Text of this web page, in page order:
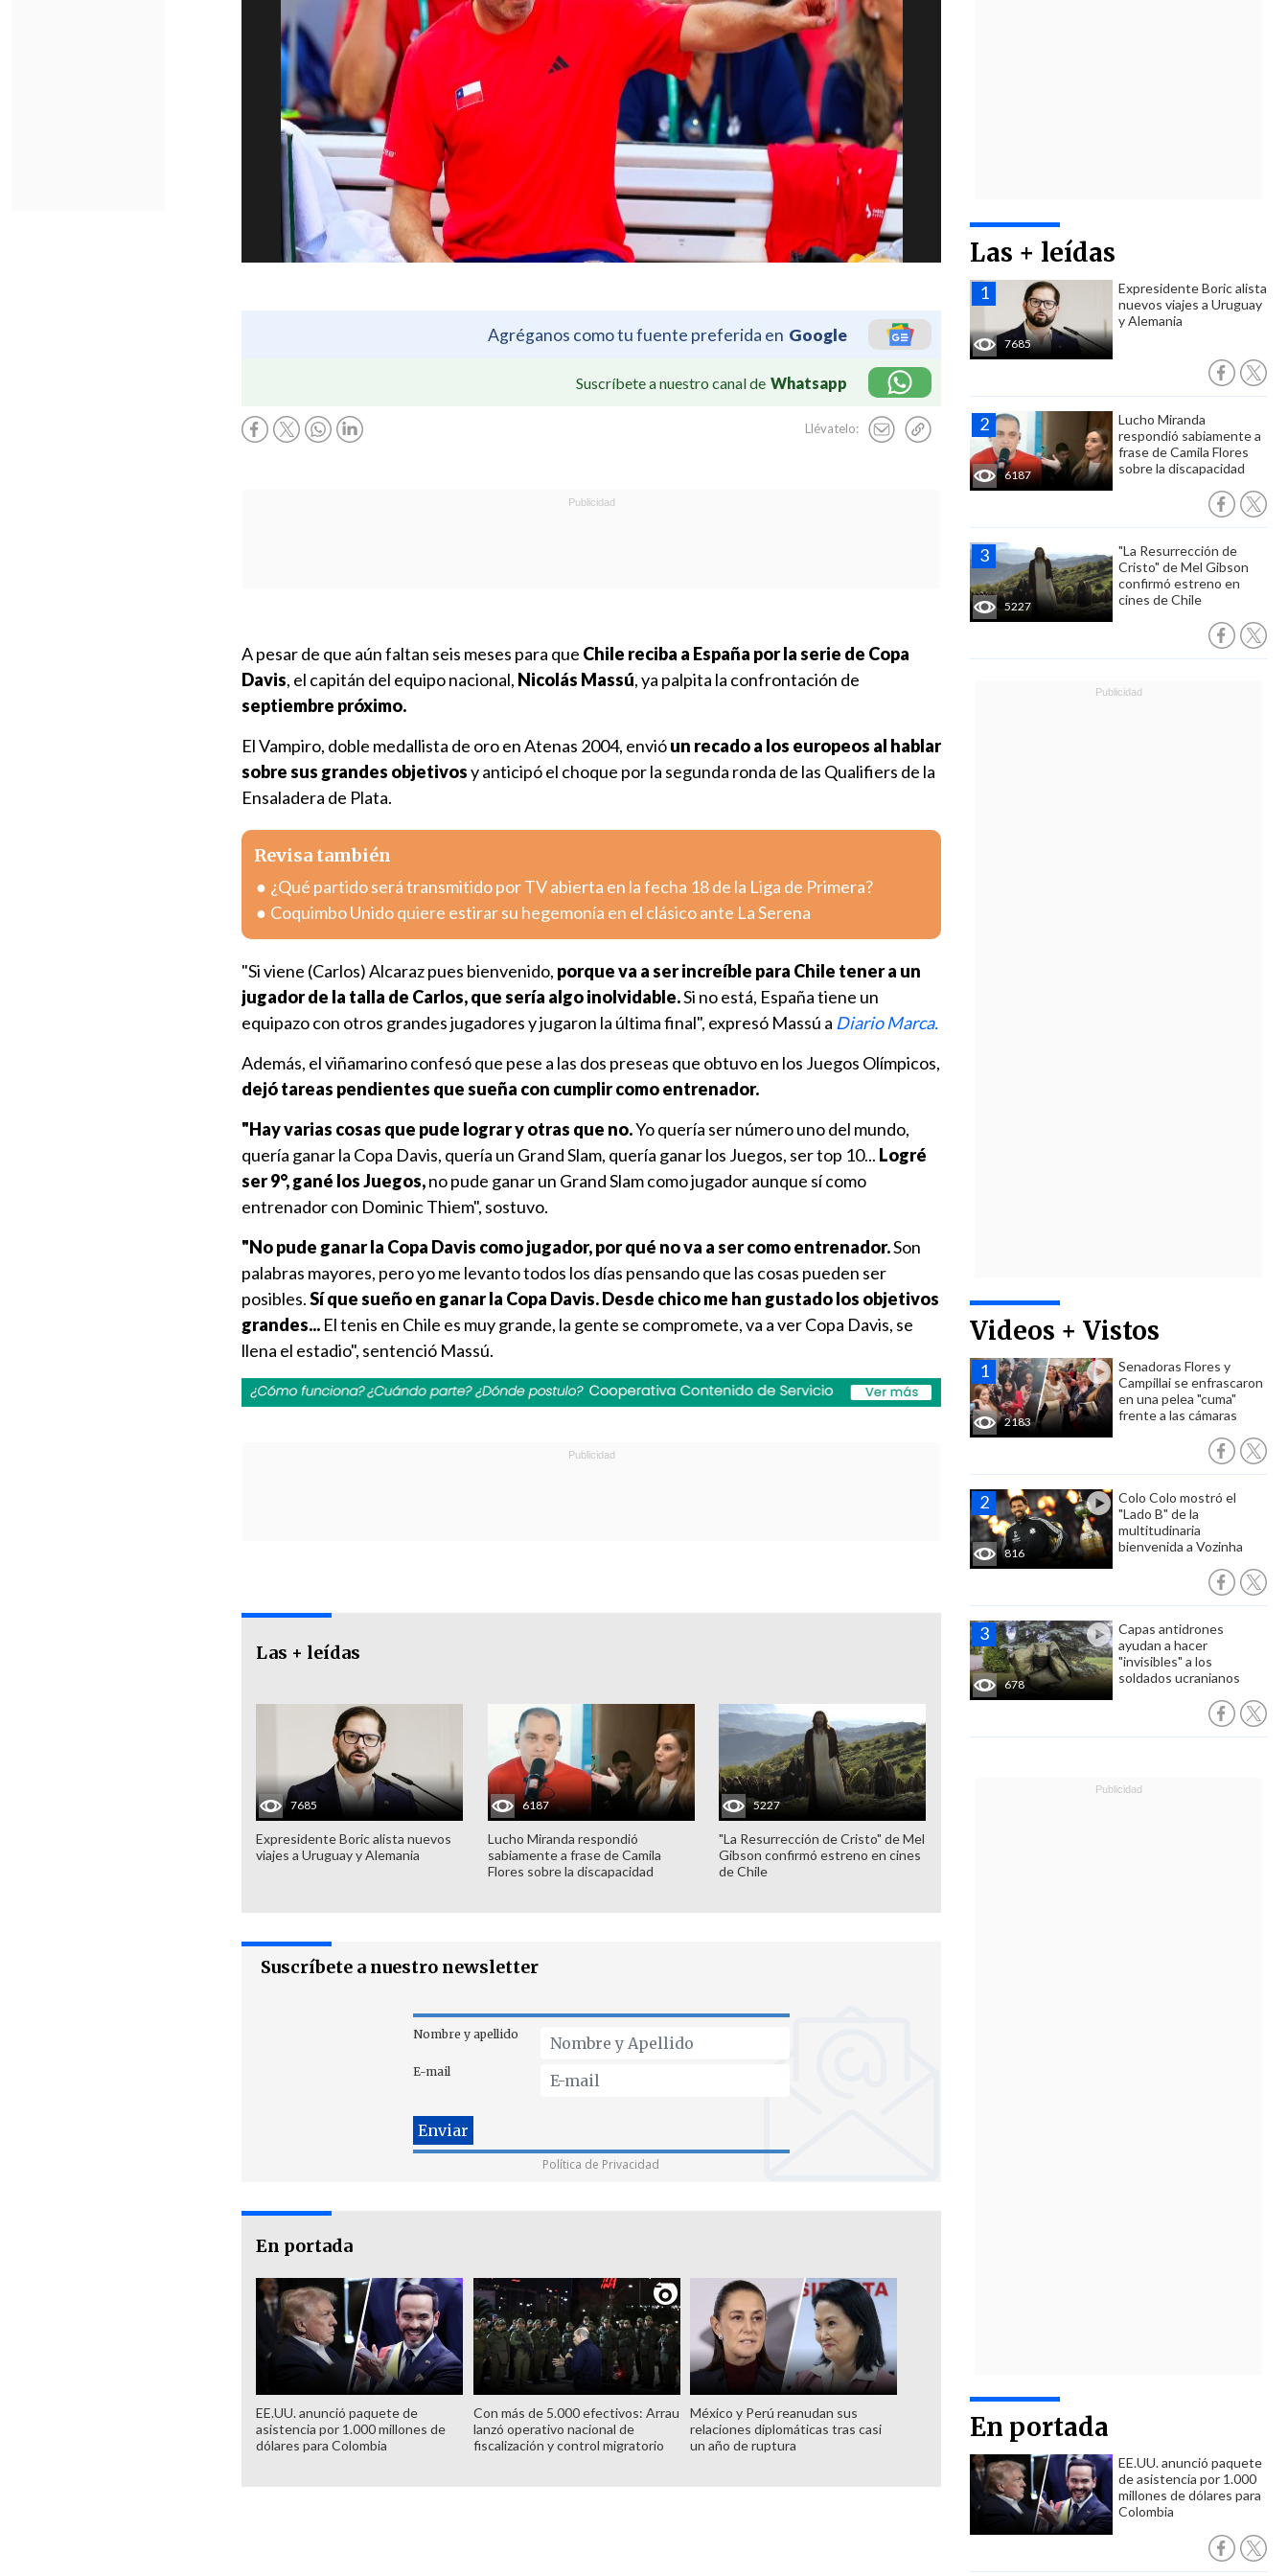
Agréganos como tu fuente preferida en Google
Suscríbete a nuestro canal de Whatsapp
Llévatelo:
Las + leídas
7685
Expresidente Boric alista
nuevos viajes a Uruguay
y Alemania
6187
Lucho Miranda
respondió sabiamente a
frase de Camila Flores
sobre la discapacidad
5227
"La Resurrección de
Cristo" de Mel Gibson
confirmó estreno en
cines de Chile
Videos + Vistos
2183
Senadoras Flores y
Campillai se enfrascaron
en una pelea "cuma"
frente a las cámaras
816
Colo Colo mostró el
"Lado B" de la
multitudinaria
bienvenida a Vozinha
678
Capas antidrones
ayudan a hacer
"invisibles" a los
soldados ucranianos
En portada
EE.UU. anunció paquete
de asistencia por 1.000
millones de dólares para
Colombia
A pesar de que aún faltan seis meses para que Chile reciba a España por la serie de Copa
Davis, el capitán del equipo nacional, Nicolás Massú, ya palpita la confrontación de
septiembre próximo.
El Vampiro, doble medallista de oro en Atenas 2004, envióun recado a los europeos al hablar
sobre sus grandes objetivosy anticipó el choque por la segunda ronda de las Qualifiers de la
Ensaladera de Plata.
Revisa también
¿Qué partido será transmitido por TV abierta en la fecha 18 de la Liga de Primera?
Coquimbo Unido quiere estirar su hegemonía en el clásico ante La Serena
"Si viene (Carlos) Alcaraz pues bienvenido, porque va a ser increíble para Chile tener a un
jugador de la talla de Carlos, que sería algo inolvidable.Si no está, España tiene un
equipazo con otros grandes jugadores y jugaron la última final", expresó Massú a Diario Marca.
Además, el viñamarino confesó que pese a las dos preseas que obtuvo en los Juegos Olímpicos,
dejó tareas pendientes que sueña con cumplir como entrenador.
"Hay varias cosas que pude lograr y otras que no.Yo quería ser número uno del mundo,
quería ganar la Copa Davis, quería un Grand Slam, quería ganar los Juegos, ser top 10... Logré
ser 9°, gané los Juegos,no pude ganar un Grand Slam como jugador aunque sí como
entrenador con Dominic Thiem", sostuvo.
"No pude ganar la Copa Davis como jugador, por qué no va a ser como entrenador.Son
palabras mayores, pero yo me levanto todos los días pensando que las cosas pueden ser
posibles.Sí que sueño en ganar la Copa Davis. Desde chico me han gustado los objetivos
grandes... El tenis en Chile es muy grande, la gente se compromete, va a ver Copa Davis, se
llena el estadio", sentenció Massú.
Las + leídas
7685
Expresidente Boric alista nuevos
viajes a Uruguay y Alemania
6187
Lucho Miranda respondió
sabiamente a frase de Camila
Flores sobre la discapacidad
5227
"La Resurrección de Cristo" de Mel
Gibson confirmó estreno en cines
de Chile
Suscríbete a nuestro newsletter
Nombre y apellido
E-mail
Política de Privacidad
En portada
EE.UU. anunció paquete de
asistencia por 1.000 millones de
dólares para Colombia
Con más de 5.000 efectivos: Arrau
lanzó operativo nacional de
fiscalización y control migratorio
México y Perú reanudan sus
relaciones diplomáticas tras casi
un año de ruptura